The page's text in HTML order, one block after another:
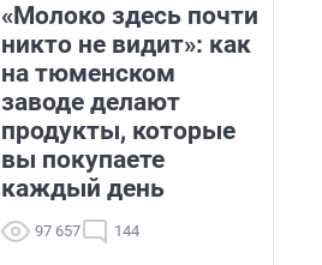
«Молоко здесь почти
никто не видит»: как
на тюменском
заводе делают
продукты, которые
вы покупаете
каждый день
97 657 144